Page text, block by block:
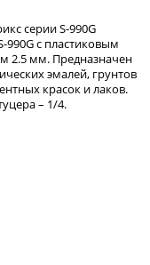
серии S-990G
с пластиковым
2.5 мм. Предназначен
эмалей, грунтов
красок и лаков.
– 1/4.